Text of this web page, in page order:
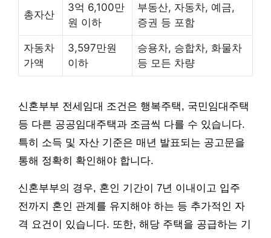
총자산
3억 6,100만
원 이하
부동산, 자동차, 예금,
증권 등 포함
자동차
가액
3,597만원
이하
승용차, 승합차, 화물차
등 모든 차량
신혼부부 전세임대 조건은 행복주택, 국민임대주택
등 다른 공공임대주택과 조금씩 다를 수 있습니다.
특히 소득 및 자산 기준은 매년 발표되는 공고문을
통해 정확히 확인해야 합니다.
신혼부부의 경우, 혼인 기간이 7년 이내이고 입주
전까지 혼인 관계를 유지해야 하는 등 추가적인 자
격 요건이 있습니다. 또한, 해당 주택을 공급하는 기